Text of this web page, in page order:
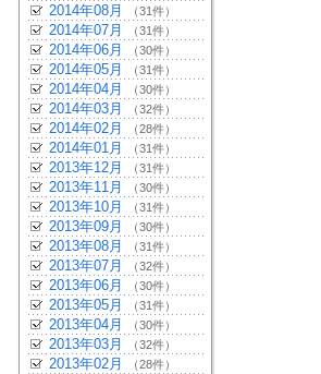
2014年08月 （31件）
2014年07月 （31件）
2014年06月 （30件）
2014年05月 （31件）
2014年04月 （30件）
2014年03月 （32件）
2014年02月 （28件）
2014年01月 （31件）
2013年12月 （31件）
2013年11月 （30件）
2013年10月 （31件）
2013年09月 （30件）
2013年08月 （31件）
2013年07月 （32件）
2013年06月 （30件）
2013年05月 （31件）
2013年04月 （30件）
2013年03月 （32件）
2013年02月 （28件）